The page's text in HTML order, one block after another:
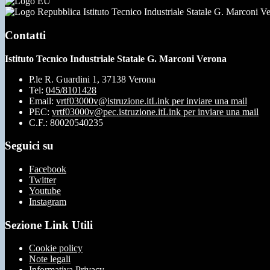
Istituto Tecnico Industriale Statale G. Marconi
Contatti
Istituto Tecnico Industriale Statale G. Marconi Verona
P.le R. Guardini 1, 37138 Verona
Tel: 045/8101428
Email: vrtf03000v@istruzione.itLink per inviare una mail
PEC: vrtf03000v@pec.istruzione.itLink per inviare una mail
C.F.: 80020540235
Seguici su
Facebook
Twitter
Youtube
Instagram
Sezione Link Utili
Cookie policy
Note legali